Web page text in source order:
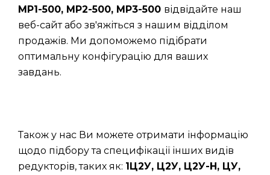
МР1-500, МР2-500, МР3-500 відвідайте наш
веб-сайт або зв'яжіться з нашим відділом
продажів. Ми допоможемо підібрати
оптимальну конфігурацію для ваших
завдань.
Також у нас Ви можете отримати інформацію
щодо підбору та специфікації інших видів
редукторів, таких як: 1Ц2У, Ц2У, Ц2У-Н, ЦУ,